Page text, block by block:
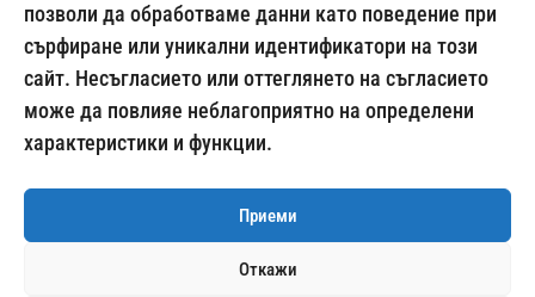
позволи да обработваме данни като поведение при
сърфиране или уникални идентификатори на този
сайт. Несъгласието или оттеглянето на съгласието
може да повлияе неблагоприятно на определени
характеристики и функции.
Приеми
Откажи
Начини на плащане:
Доставка с: